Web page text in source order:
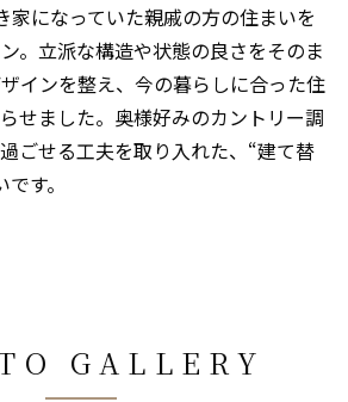
家になっていた親戚の方の住まいを
。立派な構造や状態の良さをそのま
インを整え、今の暮らしに合った住
せました。奥様好みのカントリー調
ごせる工夫を取り入れた、“建て替
す。
GALLERY